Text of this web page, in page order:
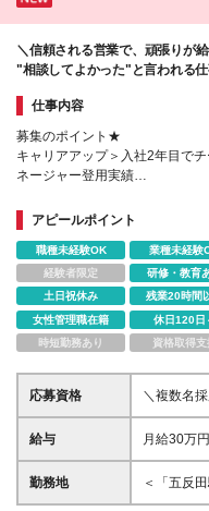
＼信頼される営業で、頑張りが
"相談してよかった"と⾔われる仕
仕事内容
募集のポイント★
キャリアアップ＞入社2年目で
ネージャー登用実績
る環境！
成長と安定＞設立8年のベンチャ
ムグループ
アピールポイント
職種未経験OK 業種未経験
経験者限定
研修・教育
土日祝休み
残業20時間
女性管理職在籍
休日120日
時短勤務あり
資格取得支
応募資格
＼複数名
業種未経
└Word・
たは習得意欲のある
ぜひお会いし
給与
月給30万
じて支給
（月5万
勤務地
＜「五反
■東京都品